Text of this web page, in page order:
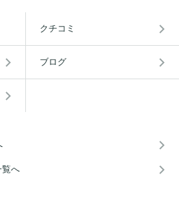
クチコミ
ブログ
覧へ